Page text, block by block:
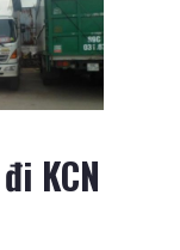
KCN